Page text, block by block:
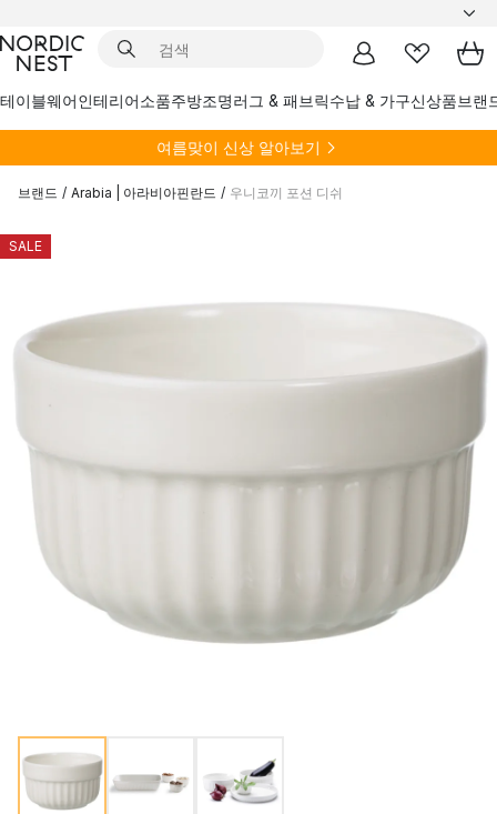
테이블웨어인테리어소품주방조명러그 & 패브릭수납 & 가구신상품브랜
여름맞이 신상 알아보기
브랜드 / Arabia | 아라비아핀란드 / 우니코끼 포션 디쉬
SALE